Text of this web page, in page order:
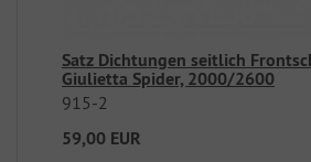
Satz Dichtungen seitlich
Giulietta Spider, 2000/2600
915-2
59,00 EUR